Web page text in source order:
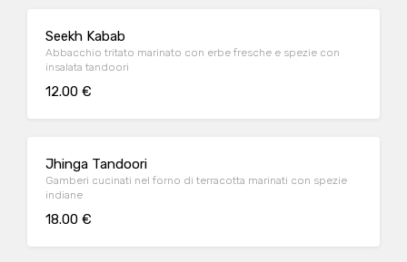
Seekh Kabab
Abbacchio tritato marinato con erbe fresche e spezie con
insalata tandoori
12.00 €
Jhinga Tandoori
Gamberi cucinati nel forno di terracotta marinati con spezie
indiane
18.00 €